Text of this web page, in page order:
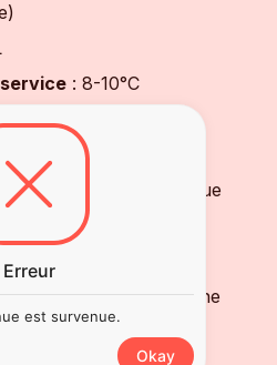
: 8-10°C
vin ?
et facile à boire
économique et pratique
et grandes
fruits de mer et cuisine
Erreur
est survenue.
Okay